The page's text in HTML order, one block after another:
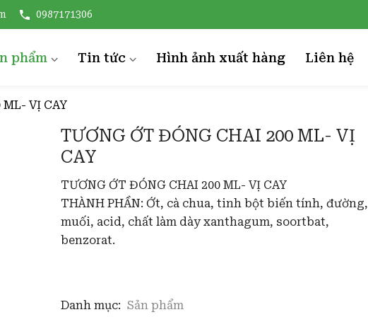
0987171306
phẩm
CHUỘT ĐÓNG LỌ
NHÃN ĐÓNG HỘP
ĐÓNG HỘP
TƯƠNG
Tin tức
Rau củ quả
Hình ảnh xuất hàng Liên hệ
VỊ CAY
TƯƠNG ỚT ĐÓNG CHAI 200 ML- VỊ
CAY
TƯƠNG ỚT ĐÓNG CHAI 200 ML- VỊ CAY
THÀNH PHẦN: Ớt, cà chua, tinh bột biến tính, đường,
muối, acid, chất làm dày xanthagum, soortbat,
benzorat.
Danh mục: Sản phẩm
DỨA KHOANH